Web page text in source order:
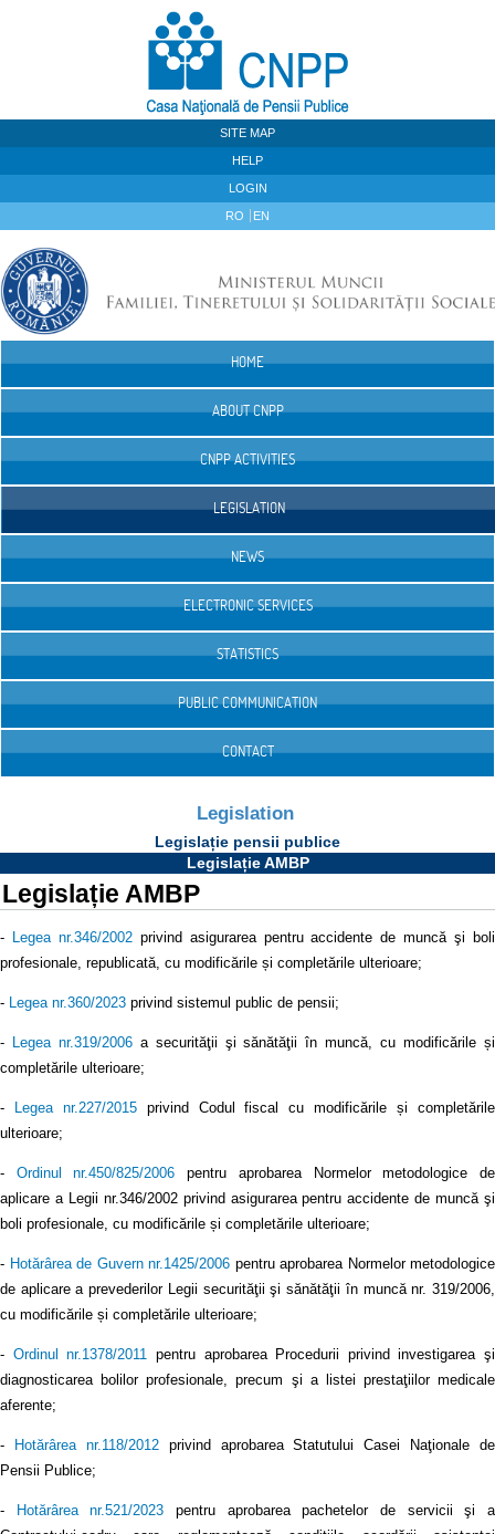
SITE MAP
HELP
LOGIN
RO EN
HOME
ABOUT CNPP
CNPP ACTIVITIES
LEGISLATION
NEWS
ELECTRONIC SERVICES
STATISTICS
PUBLIC COMMUNICATION
CONTACT
Legislation
Legislație pensii publice
Legislație AMBP
Legislație AMBP
- Legea nr.346/2002privind asigurarea pentru accidente de muncă şi boli
profesionale, republicată, cu modificările și completările ulterioare;
- Legea nr.360/2023 privind sistemul public de pensii;
- Legea nr.319/2006a securităţii şi sănătăţii în muncă, cu modificările și
completările ulterioare;
- Legea nr.227/2015privind Codul fiscal cu modificările și completările
ulterioare;
- Ordinul nr.450/825/2006 pentru aprobarea Normelor metodologice de
aplicare a Legii nr.346/2002 privind asigurarea pentru accidente de muncă şi
boli profesionale, cu modificările și completările ulterioare;
- Hotărârea de Guvern nr.1425/2006 pentru aprobarea Normelor metodologice
de aplicare a prevederilor Legii securităţii şi sănătăţii în muncă nr. 319/2006,
cu modificările și completările ulterioare;
- Ordinul nr.1378/2011
pentru aprobarea Procedurii privind investigarea şi
diagnosticarea bolilor profesionale, precum şi a listei prestaţiilor medicale
aferente;
- Hotărârea nr.118/2012privind aprobarea Statutului Casei Naţionale de
Pensii Publice;
- Hotărârea nr.521/2023 pentru aprobarea pachetelor de servicii şi a